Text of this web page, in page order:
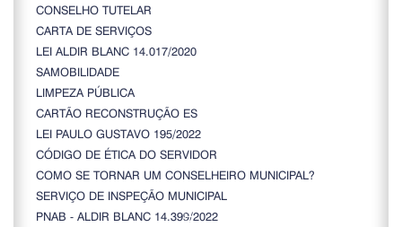
CONSELHO TUTELAR
CARTA DE SERVIÇOS
LEI ALDIR BLANC 14.017/2020
SAMOBILIDADE
LIMPEZA PÚBLICA
CARTÃO RECONSTRUÇÃO ES
LEI PAULO GUSTAVO 195/2022
CÓDIGO DE ÉTICA DO SERVIDOR
COMO SE TORNAR UM CONSELHEIRO MUNICIPAL?
SERVIÇO DE INSPEÇÃO MUNICIPAL
PNAB - ALDIR BLANC 14.399/2022